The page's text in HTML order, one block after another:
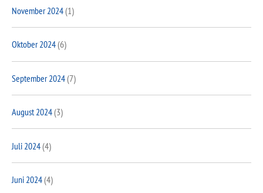
November 2024(1)
Oktober 2024(6)
September 2024(7)
August 2024(3)
Juli 2024(4)
Juni 2024(4)